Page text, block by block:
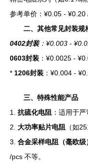
参考单价：¥0.05 - ¥0.20
二、其他常见封装规
0402封装：¥0.003 -
0603封装 ：¥0.0025 -
* 1206封装 ：¥0.004 -
三、特殊性能产品
1. 抗硫化电阻 ：适用于
2. 大功率贴片电阻
（如
3. 合金采样电阻（毫欧级
/pcs 不等。